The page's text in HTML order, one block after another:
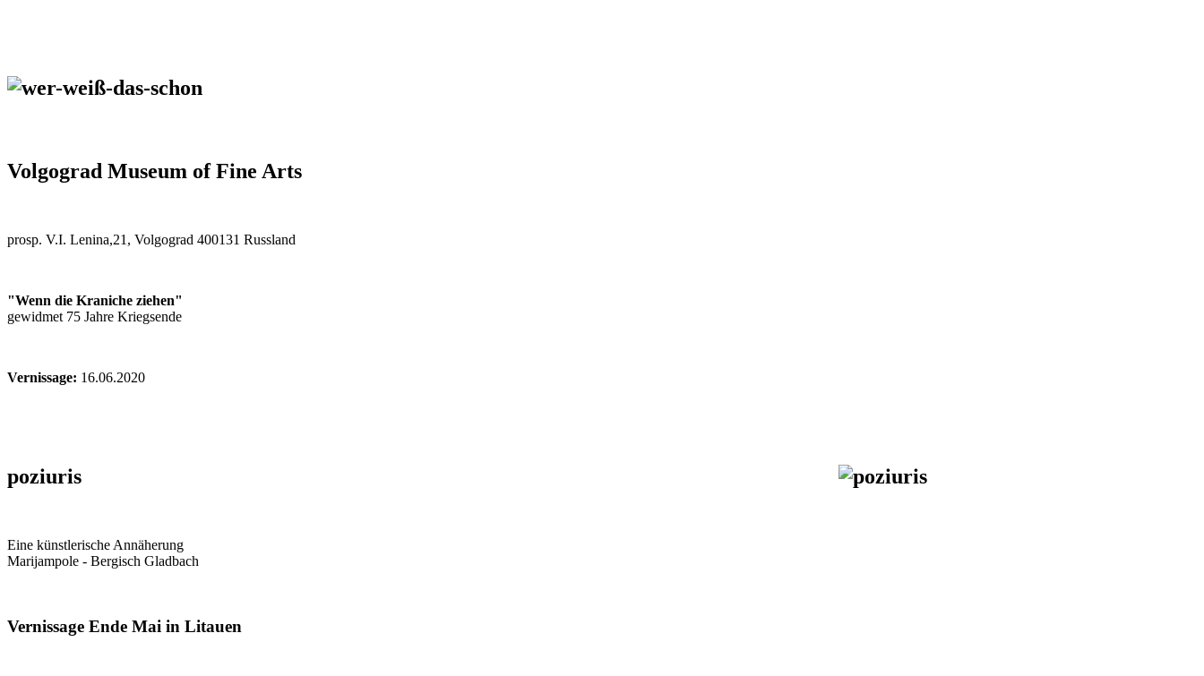
Volgograd Museum of Fine Arts
prosp. V.I. Lenina,21, Volgograd 400131 Russland
"Wenn die Kraniche ziehen"
gewidmet 75 Jahre Kriegsende
Vernissage: 16.06.2020
poziuris
Eine künstlerische Annäherung
Marijampole - Bergisch Gladbach
Vernissage Ende Mai in Litauen